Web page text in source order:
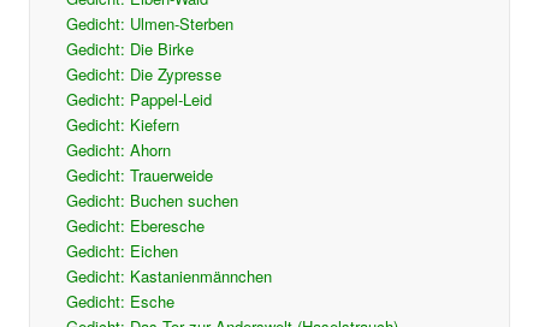
Gedicht: Ulmen-Sterben
Gedicht: Die Birke
Gedicht: Die Zypresse
Gedicht: Pappel-Leid
Gedicht: Kiefern
Gedicht: Ahorn
Gedicht: Trauerweide
Gedicht: Buchen suchen
Gedicht: Eberesche
Gedicht: Eichen
Gedicht: Kastanienmännchen
Gedicht: Esche